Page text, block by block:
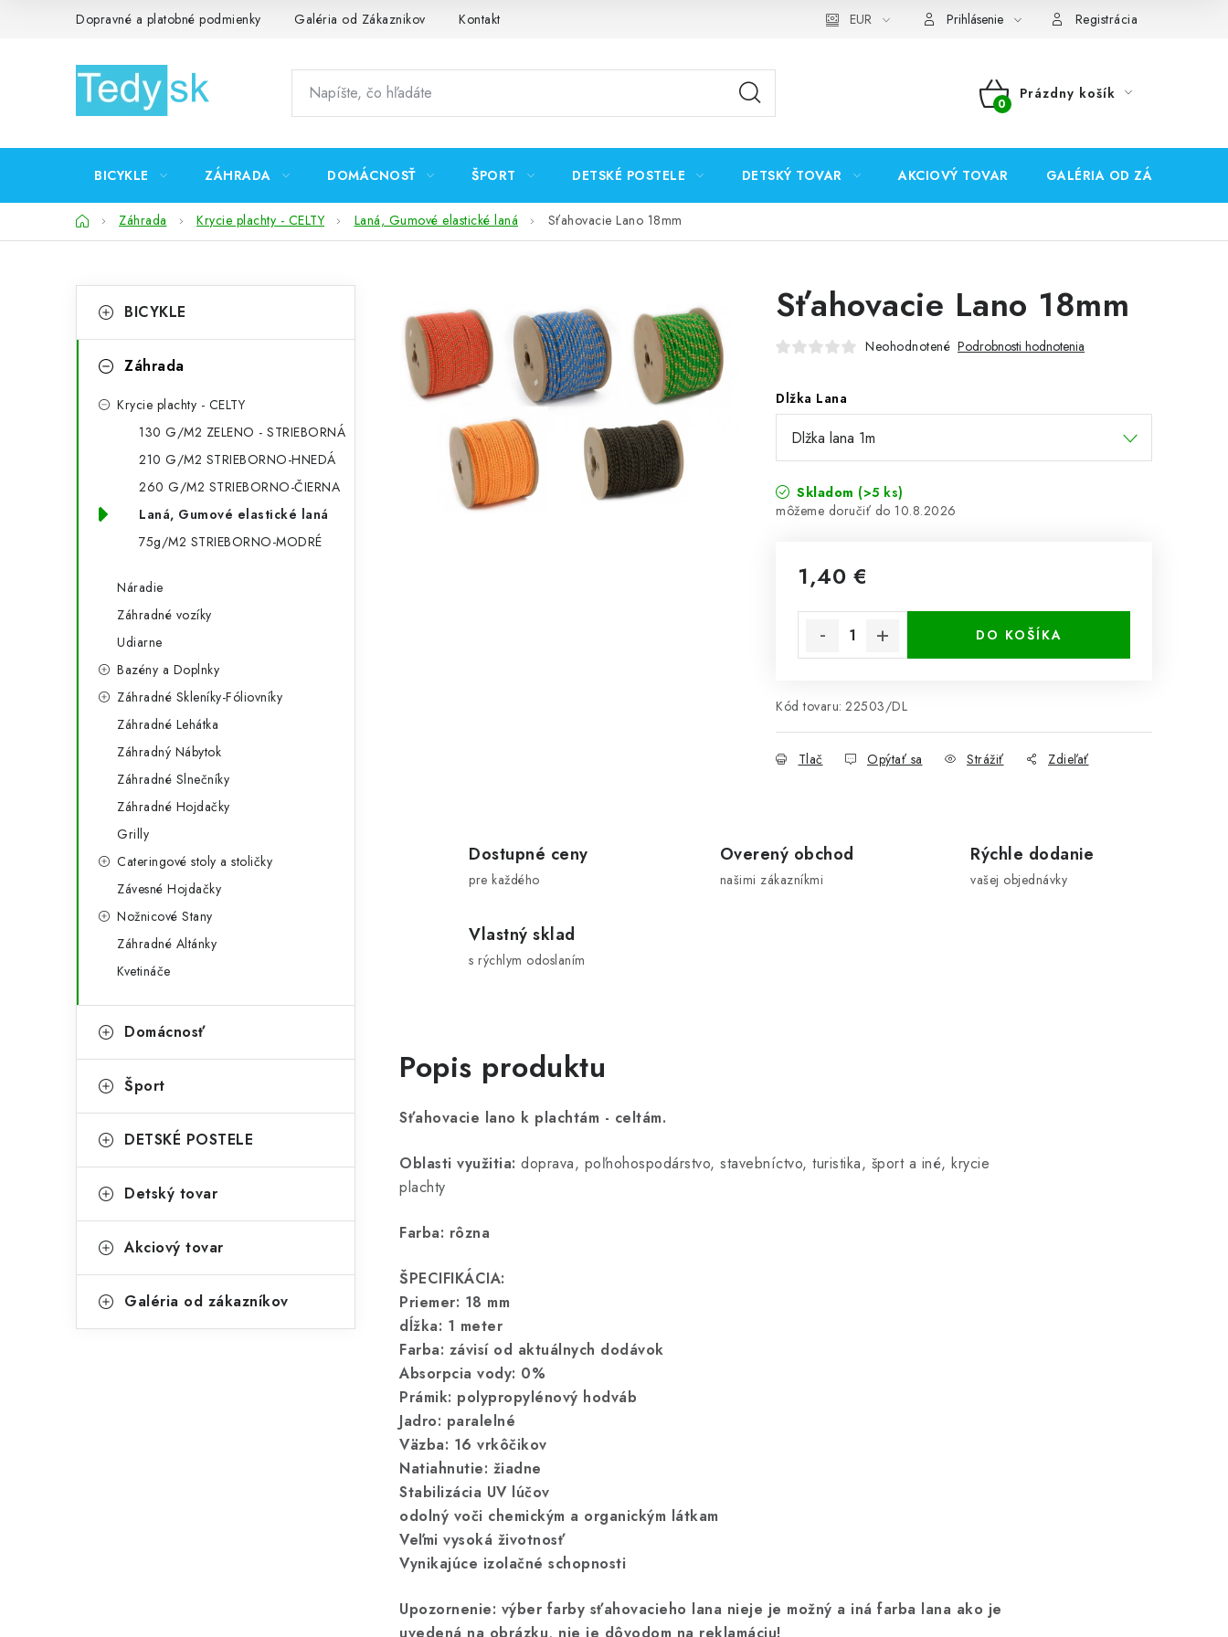
Dopravné a platobné podmienky Galéria od Zákaznikov Kontakt EUR Prihlásenie Registrácia
NÁKUPNÝ
Prázdny košík
BICYKLE ZÁHRADA DOMÁCNOSŤ ŠPORT DETSKÉ POSTELE DETSKÝ TOVAR AKCIOVÝ TOVAR GALÉRIA OD ZÁKAZNÍKOV
DomovZáhrada Krycie plachty - CELTY Laná, Gumové elastické laná Sťahovacie Lano 18mm
okategórie
a
BICYKLE
Záhrada
Krycie plachty - CELTY
130 G/M2 ZELENO - STRIEBORNÁ
210 G/M2 STRIEBORNO-HNEDÁ
260 G/M2 STRIEBORNO-ČIERNA
Laná, Gumové elastické laná
75g/M2 STRIEBORNO-MODRÉ
Náradie
Záhradné vozíky
Udiarne
Bazény a Doplnky
Záhradné Skleníky-Fóliovníky
Záhradné Lehátka
Záhradný Nábytok
Záhradné Slnečníky
Záhradné Hojdačky
Grilly
Cateringové stoly a stoličky
Závesné Hojdačky
Nožnicové Stany
Záhradné Altánky
Kvetináče
Domácnosť
Šport
DETSKÉ POSTELE
Detský tovar
Akciový tovar
Galéria od zákazníkov
Sťahovacie Lano 18mm
Neohodnotené Podrobnosti hodnotenia
Dlžka Lana
Skladom (>5 ks)
10.8.2026
1,40 €
DO KOŠÍKA
Kód tovaru: 22503/DL
Tlač Opýtať sa Strážiť Zdieľať
Dostupné ceny
pre každého
Overený obchod
našimi zákazníkmi
Rýchle dodanie
vašej objednávky
Vlastný sklad
s rýchlym odoslaním
Popis produktu
Sťahovacie lano k plachtám - celtám.
Oblasti využitia: doprava, poľnohospodárstvo, stavebníctvo, turistika, šport a iné, krycie
plachty
Farba: rôzna
ŠPECIFIKÁCIA:
Priemer: 18 mm
dĺžka: 1 meter
Farba: závisí od aktuálnych dodávok
Absorpcia vody: 0%
Prámik: polypropylénový hodváb
Jadro: paralelné
Väzba: 16 vrkôčikov
Natiahnutie: žiadne
Stabilizácia UV lúčov
odolný voči chemickým a organickým látkam
Veľmi vysoká životnosť
Vynikajúce izolačné schopnosti
Upozornenie: výber farby sťahovacieho lana nieje je možný a iná farba lana ako je